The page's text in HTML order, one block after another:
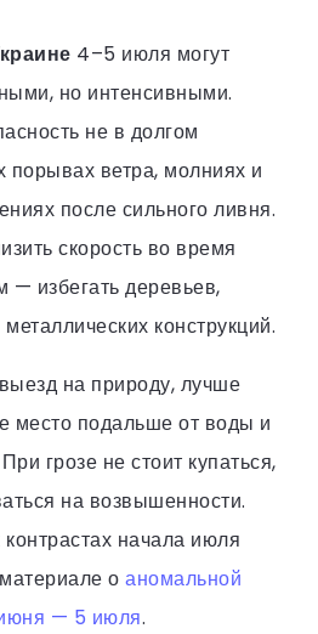
4–5 июля могут
но интенсивными.
не в долгом
порывах ветра, молниях и
после сильного ливня.
скорость во время
избегать деревьев,
конструкций.
на природу, лучше
место подальше от воды и
грозе не стоит купаться,
на возвышенности.
начала июля
о аномальной
— 5 июля.